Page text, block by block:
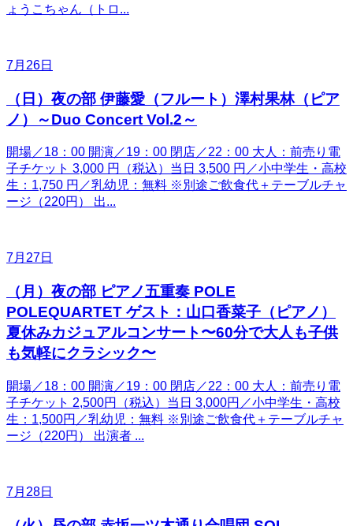
ょうこちゃん（トロ...
7月26日
（日）夜の部 伊藤愛（フルート）澤村果林（ピア
ノ）～Duo Concert Vol.2～
開場／18：00 開演／19：00 閉店／22：00 大人：前売り電
子チケット 3,000 円（税込）当日 3,500 円／小中学生・高校
生：1,750 円／乳幼児：無料 ※別途ご飲食代＋テーブルチャ
ージ（220円） 出...
7月27日
（月）夜の部 ピアノ五重奏 POLE
POLEQUARTET ゲスト：山口香菜子（ピアノ）
夏休みカジュアルコンサート〜60分で大人も子供
も気軽にクラシック〜
開場／18：00 開演／19：00 閉店／22：00 大人：前売り電
子チケット 2,500円（税込）当日 3,000円／小中学生・高校
生：1,500円／乳幼児：無料 ※別途ご飲食代＋テーブルチャ
ージ（220円） 出演者 ...
7月28日